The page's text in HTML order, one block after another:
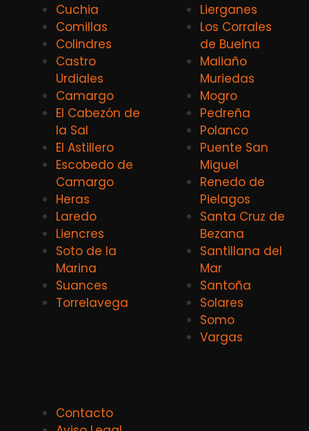
Cuchia
Comillas
Colindres
Castro
Urdiales
Camargo
El Cabezón de
la Sal
El Astillero
Escobedo de
Camargo
Heras
Laredo
Liencres
Soto de la
Marina
Suances
Torrelavega
Lierganes
Los Corrales
de Buelna
Maliaño
Muriedas
Mogro
Pedreña
Polanco
Puente San
Miguel
Renedo de
Pielagos
Santa Cruz de
Bezana
Santillana del
Mar
Santoña
Solares
Somo
Vargas
Contacto